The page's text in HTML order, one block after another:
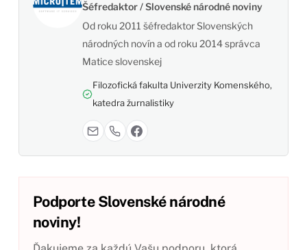
Šéfredaktor / Slovenské národné noviny
Od roku 2011 šéfredaktor Slovenských
národných novín a od roku 2014 správca
Matice slovenskej
Filozofická fakulta Univerzity Komenského,
katedra žurnalistiky
Podporte Slovenské národné
noviny!